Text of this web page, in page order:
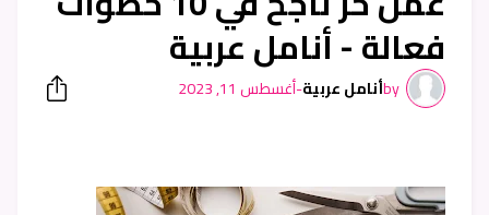
فعالة - أنامل عربية
byأنامل عربية-أغسطس 11, 2023